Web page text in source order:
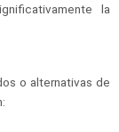
la
o alternativas de